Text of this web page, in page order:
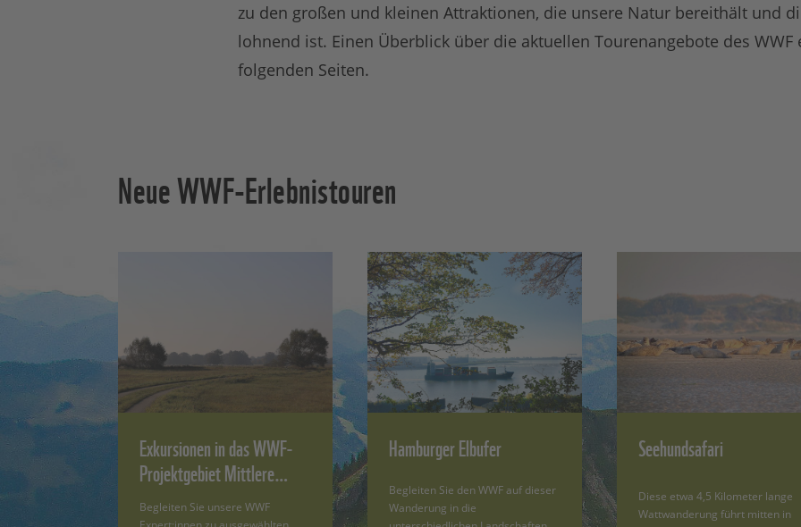
zu den großen und kleinen Attraktionen, die unsere Natur bereithält und
lohnend ist. Einen Überblick über die aktuellen Tourenangebote des WWF
folgenden Seiten.
Neue WWF-Erlebnistouren
Exkursionen in das WWF-
Projektgebiet Mittlere…
Begleiten Sie unsere WWF
Hamburger Elbufer
Begleiten Sie den WWF auf dieser
Wanderung in die
Seehundsafari
Diese etwa 4,5 Kilometer lange
Wattwanderung führt mitten in